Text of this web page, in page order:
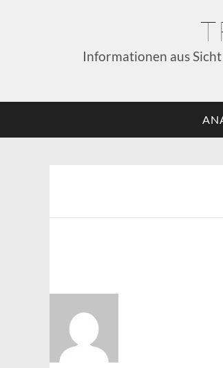
Informationen aus